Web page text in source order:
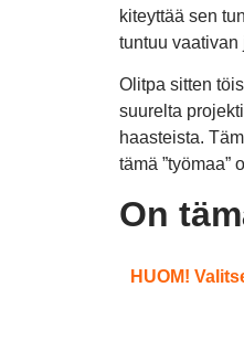
kiteyttää sen
tuntuu
Olitpa sitten
suurelta
haasteista.
tämä ”työmaa”
On
HUOM!